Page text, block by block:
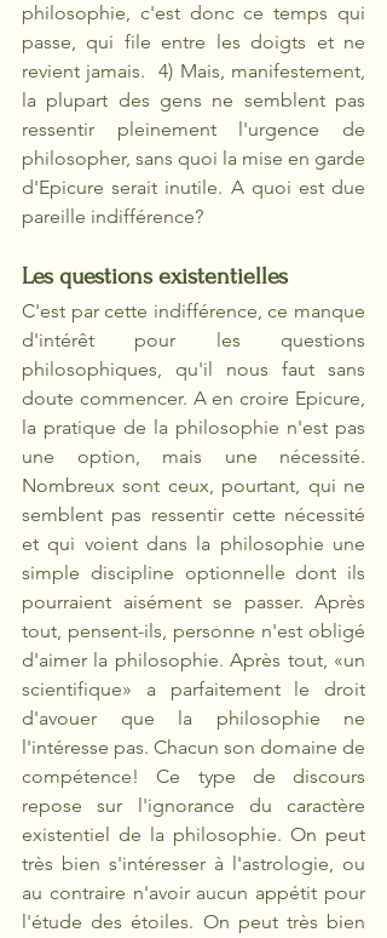
philosophie, c'est donc ce temps qui
passe, qui file entre les doigts et ne
revient jamais.  4) Mais, manifestement,
la plupart des gens ne semblent pas
ressentir pleinement l'urgence de
philosopher, sans quoi la mise en garde
d'Epicure serait inutile. A quoi est due
pareille indifférence?
Les questions existentielles
C'est par cette indifférence, ce manque
d'intérêt pour les questions
philosophiques, qu'il nous faut sans
doute commencer. A en croire Epicure,
la pratique de la philosophie n'est pas
une option, mais une nécessité.
Nombreux sont ceux, pourtant, qui ne
semblent pas ressentir cette nécessité
et qui voient dans la philosophie une
simple discipline optionnelle dont ils
pourraient aisément se passer. Après
tout, pensent-ils, personne n'est obligé
d'aimer la philosophie. Après tout, «un
scientifique» a parfaitement le droit
d'avouer que la philosophie ne
l'intéresse pas. Chacun son domaine de
compétence! Ce type de discours
repose sur l'ignorance du caractère
existentiel de la philosophie. On peut
très bien s'intéresser à l'astrologie, ou
au contraire n'avoir aucun appétit pour
l'étude des étoiles. On peut très bien